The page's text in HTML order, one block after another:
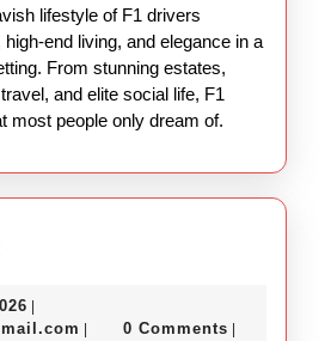
lifestyle of F1 drivers
end living, and elegance in a
From stunning estates,
and elite social life, F1
most people only dream of.
January
30,
seomaster091@gmail.com
0 Comments